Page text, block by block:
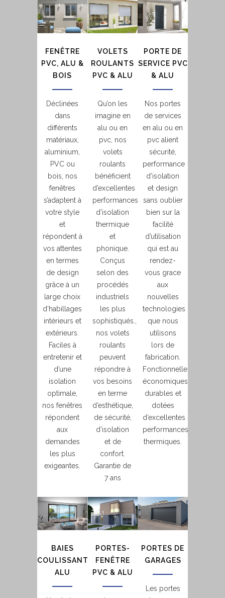
FENÊTRE
PVC, ALU &
BOIS
Déclinées
dans
différents
matériaux,
aluminium,
PVC ou
bois, nos
fenêtres
s’adaptent à
votre style
et
répondent à
vos attentes
en termes
de design
grâce à un
large choix
d’habillages
intérieurs et
extérieurs.
Faciles à
entretenir et
d’une
isolation
optimale,
nos fenêtres
répondent
aux
demandes
les plus
exigeantes.
VOLETS
ROULANTS
PVC & ALU
Qu’on les
imagine en
alu ou en
pvc, nos
volets
roulants
bénéficient
d’excellentes
performances
d’isolation
thermique
et
phonique.
Conçus
selon des
procédés
industriels
les plus
sophistiqués.,
nos volets
roulants
peuvent
répondre à
vos besoins
en terme
d’esthétique,
de sécurité,
d’isolation
et de
confort.
Garantie de
7 ans
PORTE DE
SERVICE PVC
& ALU
Nos portes
de services
en alu ou en
pvc alient
sécurité,
performance
d’isolation
et design
sans oublier
bien sur la
facilité
d’utilisation
qui est au
rendez-
vous grace
aux
nouvelles
technologies
que nous
utilisons
lors de
fabrication.
Fonctionnelles,
économiques,
durables et
dotées
d’excellentes
performances
thermiques.
BAIES
COULISSANTES
ALU
PORTES-
FENÊTRE
PVC & ALU
PORTES DE
GARAGES
Les portes